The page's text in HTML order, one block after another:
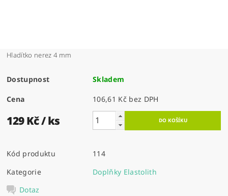
Hladítko nerez 4 mm
Dostupnost Skladem
Cena 106,61 Kč bez DPH
129 Kč/ ks
Kód produktu
114
Kategorie
Doplňky Elastolith
Dotaz